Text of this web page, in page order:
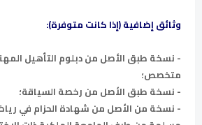
وثائق إضافية (إذا كانت متوفرة):
- نسخة طبق الأصل من دبلوم التأهيل
متخصص؛
- نسخة طبق الأصل من رخصة السياقة؛
- نسخة من الأصل من شهادة الحزام في